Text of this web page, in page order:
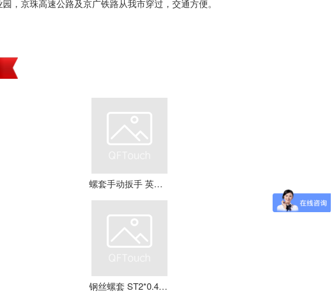
，京珠高速公路及京广铁路从我市穿过，交通方便。
螺套手动扳手 英制牙套扳手，钢丝螺套扳手 螺套工具
钢丝螺套 ST2*0.4*4 丝套 钢丝牙套 护套 元亨机械